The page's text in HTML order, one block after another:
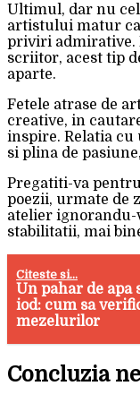
Ultimul, dar nu
artistului matur
priviri admirative.
scriitor, acest tip
aparte.
Fetele atrase de
creative, in
inspire. Relatia cu
si plina de
Pregatiti-va
poezii, urmate de
atelier ignorandu-
stabilitatii, mai
Citeste si...
Un pahar de apa
iod: cum sa
mezelurilor
Concluzia